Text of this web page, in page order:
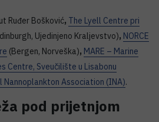
Ruđer Bošković, The Lyell Centre pri
Ujedinjeno Kraljevstvo), NORCE
(Bergen, Norveška), MARE – Marine
Centre, Sveučilište u Lisabonu
Association (INA).
pod prijetnjom